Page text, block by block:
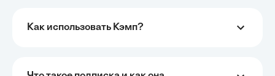
Как использовать Кэмп?